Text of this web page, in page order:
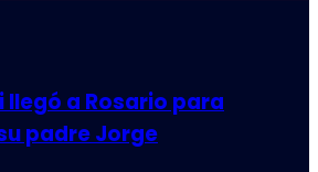
llegó a Rosario para
padre Jorge